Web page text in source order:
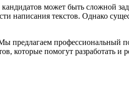
может быть сложной
написания текстов. Однако
предлагаем профессиональный
которые помогут разработать и